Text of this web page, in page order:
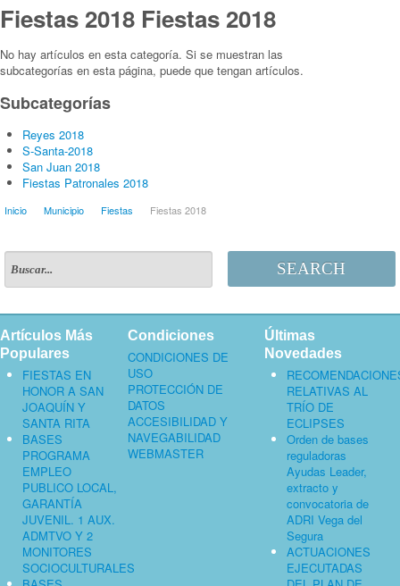
Fiestas 2018 Fiestas 2018
No hay artículos en esta categoría. Si se muestran las
subcategorías en esta página, puede que tengan artículos.
Subcategorías
Reyes 2018
S-Santa-2018
San Juan 2018
Fiestas Patronales 2018
Inicio Municipio Fiestas Fiestas 2018
SEARCH
Artículos Más
Populares
FIESTAS EN
HONOR A SAN
JOAQUÍN Y
SANTA RITA
BASES
PROGRAMA
EMPLEO
PUBLICO LOCAL,
GARANTÍA
JUVENIL. 1 AUX.
ADMTVO Y 2
MONITORES
SOCIOCULTURALES
Condiciones
CONDICIONES DE
USO
PROTECCIÓN DE
DATOS
ACCESIBILIDAD Y
NAVEGABILIDAD
WEBMASTER
Últimas
Novedades
RELATIVAS AL
TRÍO DE
ECLIPSES
Orden de bases
reguladoras
Ayudas Leader,
extracto y
convocatoria de
ADRI Vega del
Segura
ACTUACIONES
EJECUTADAS